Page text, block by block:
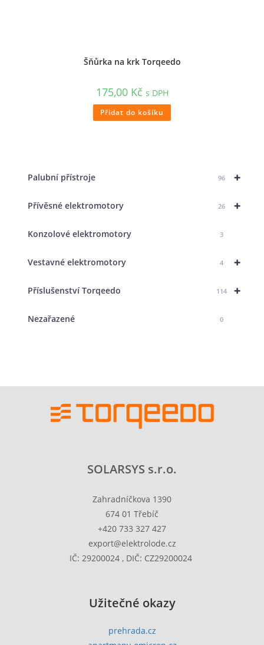
Šňůrka na krk Torqeedo
175,00 Kč s DPH
Přidat do košíku
+
Palubní přístroje 96
+
Přívěsné elektromotory 26
Konzolové elektromotory 3
+
Vestavné elektromotory 4
+
Příslušenství Torqeedo 114
Nezařazené 0
SOLARSYS s.r.o.
Zahradníčkova 1390
674 01 Třebíč
+420 733 327 427
export@elektrolode.cz
IČ: 29200024 , DIČ: CZ29200024
Užitečné okazy
prehrada.cz